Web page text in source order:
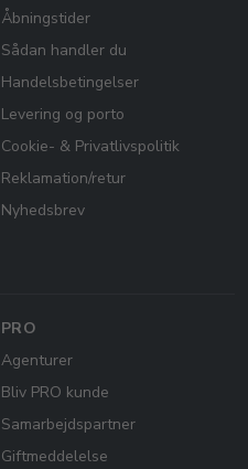
Åbningstider
Sådan handler du
Handelsbetingelser
Levering og porto
Cookie- & Privatlivspolitik
Reklamation/retur
Nyhedsbrev
PRO
Agenturer
Bliv PRO kunde
Samarbejdspartner
Giftmeddelelse